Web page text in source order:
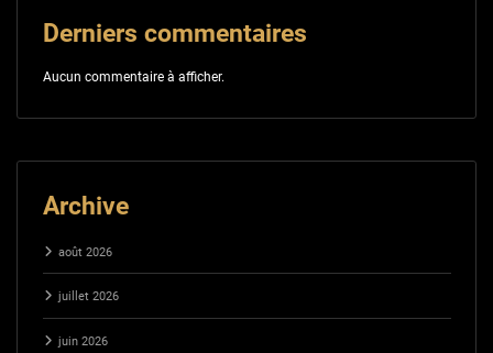
Derniers commentaires
Aucun commentaire à afficher.
Archive
août 2026
juillet 2026
juin 2026